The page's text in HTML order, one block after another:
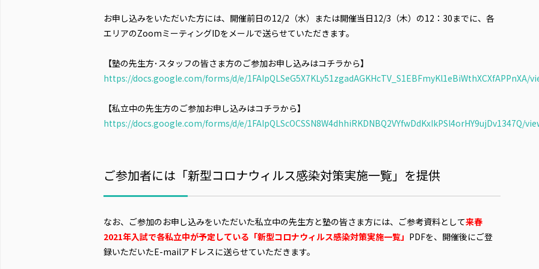
お申し込みをいただいた方には、開催前日の12/2（水）または開催当日12/3（木）の12：30までに、各
エリアのZoomミーティングIDをメールで送らせていただきます。
【塾の先生方･スタッフの皆さま方のご参加お申し込みはコチラから】
https://docs.google.com/forms/d/e/1FAIpQLSeG5X7KLy51zgadAGKHcTV_S1EBFmyKl1eBiWthXCXfAPPnXA/
【私立中の先生方のご参加お申し込みはコチラから】
https://docs.google.com/forms/d/e/1FAIpQLScOCSSN8W4dhhiRKDNBQ2VYfwDdKxIkPSl4orHY9ujDv1347Q/
ご参加者には「新型コロナウィルス感染対策実施一覧」を提供
なお、ご参加のお申し込みをいただいた私立中の先生方と塾の皆さま方には、ご参考資料として来春
2021年入試で各私立中が予定している「新型コロナウィルス感染対策実施一覧」 PDFを、開催後にご登
録いただいたE-mailアドレスに送らせていただきます。